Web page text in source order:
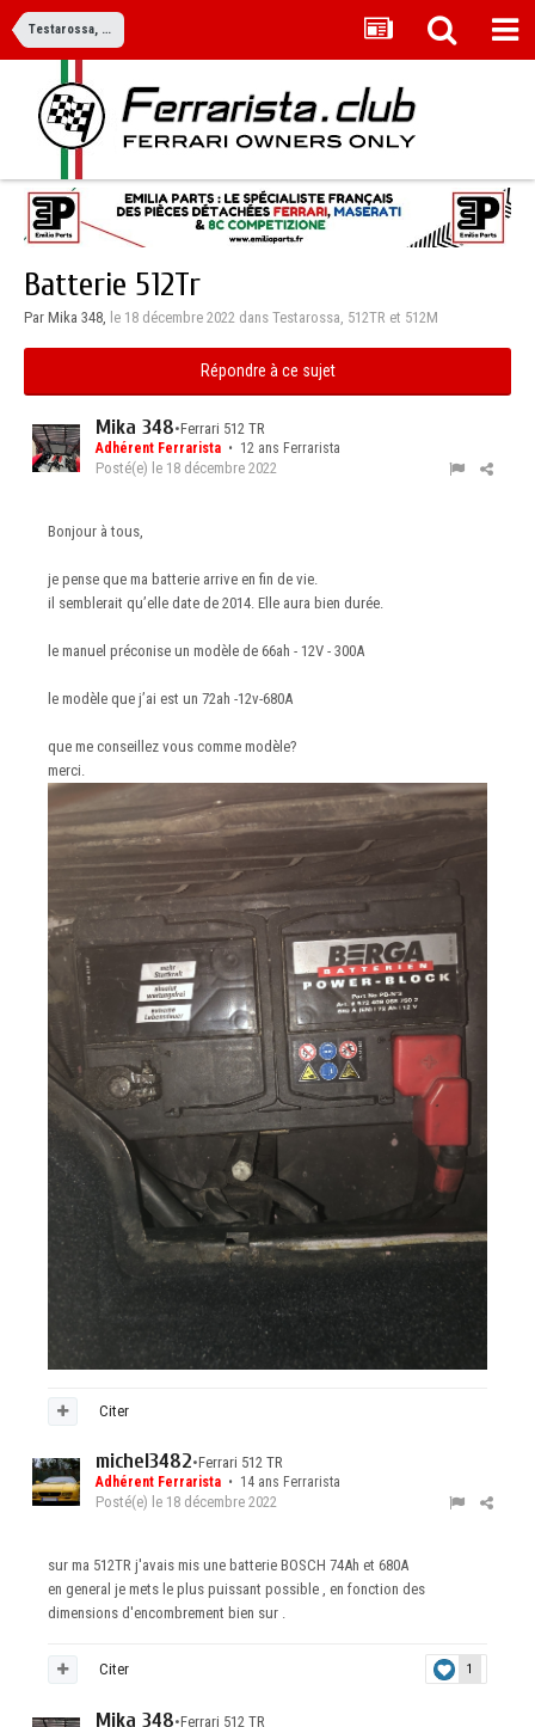
Testarossa, 512TR et 512M
Batterie 512Tr
Par Mika 348, le 18 décembre 2022 dans Testarossa, 512TR et 512M
Répondre à ce sujet
Mika 348•Ferrari 512 TR
Adhérent Ferrarista • 12 ans Ferrarista
Posté(e) le 18 décembre 2022
Bonjour à tous,
je pense que ma batterie arrive en fin de vie.
il semblerait qu’elle date de 2014. Elle aura bien durée.
le manuel préconise un modèle de 66ah - 12V - 300A
le modèle que j’ai est un 72ah -12v-680A
que me conseillez vous comme modèle?
merci.
Citer
michel3482•Ferrari 512 TR
Adhérent Ferrarista • 14 ans Ferrarista
Posté(e) le 18 décembre 2022
sur ma 512TR j'avais mis une batterie BOSCH 74Ah et 680A
en general je mets le plus puissant possible , en fonction des
dimensions d'encombrement bien sur .
1
Citer
Mika 348•Ferrari 512 TR